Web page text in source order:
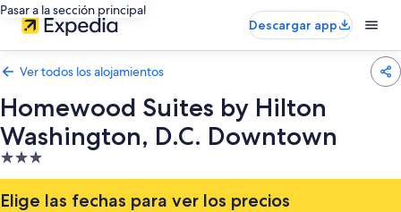
Pasar a la sección principal
Descargar app
Ver todos los alojamientos
Homewood Suites by Hilton
Washington, D.C. Downtown
Alojamiento
de
3.0 estrellas
Elige las fechas para ver los precios